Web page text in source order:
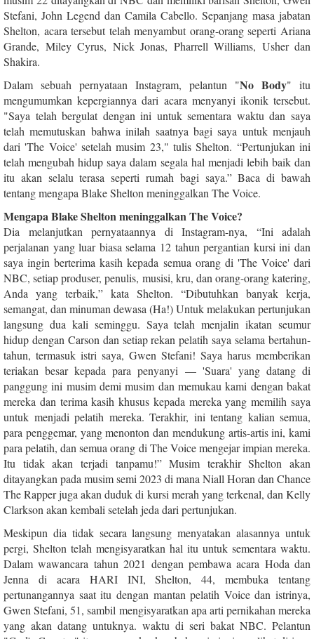
Stefani, John Legend dan Camila Cabello. Sepanjang masa jabatan
Shelton, acara tersebut telah menyambut orang-orang seperti Ariana
Grande, Miley Cyrus, Nick Jonas, Pharrell Williams, Usher dan
Shakira.
Dalam sebuah pernyataan Instagram, pelantun "No Body" itu
mengumumkan kepergiannya dari acara menyanyi ikonik tersebut.
"Saya telah bergulat dengan ini untuk sementara waktu dan saya
telah memutuskan bahwa inilah saatnya bagi saya untuk menjauh
dari 'The Voice' setelah musim 23," tulis Shelton. “Pertunjukan ini
telah mengubah hidup saya dalam segala hal menjadi lebih baik dan
itu akan selalu terasa seperti rumah bagi saya.” Baca di bawah
tentang mengapa Blake Shelton meninggalkan The Voice.
Mengapa Blake Shelton meninggalkan The Voice?
Dia melanjutkan pernyataannya di Instagram-nya, “Ini adalah
perjalanan yang luar biasa selama 12 tahun pergantian kursi ini dan
saya ingin berterima kasih kepada semua orang di 'The Voice' dari
NBC, setiap produser, penulis, musisi, kru, dan orang-orang katering,
Anda yang terbaik,” kata Shelton. “Dibutuhkan banyak kerja,
semangat, dan minuman dewasa (Ha!) Untuk melakukan pertunjukan
langsung dua kali seminggu. Saya telah menjalin ikatan seumur
hidup dengan Carson dan setiap rekan pelatih saya selama bertahun-
tahun, termasuk istri saya, Gwen Stefani! Saya harus memberikan
teriakan besar kepada para penyanyi — 'Suara' yang datang di
panggung ini musim demi musim dan memukau kami dengan bakat
mereka dan terima kasih khusus kepada mereka yang memilih saya
untuk menjadi pelatih mereka. Terakhir, ini tentang kalian semua,
para penggemar, yang menonton dan mendukung artis-artis ini, kami
para pelatih, dan semua orang di The Voice mengejar impian mereka.
Itu tidak akan terjadi tanpamu!” Musim terakhir Shelton akan
ditayangkan pada musim semi 2023 di mana Niall Horan dan Chance
The Rapper juga akan duduk di kursi merah yang terkenal, dan Kelly
Clarkson akan kembali setelah jeda dari pertunjukan.
Meskipun dia tidak secara langsung menyatakan alasannya untuk
pergi, Shelton telah mengisyaratkan hal itu untuk sementara waktu.
Dalam wawancara tahun 2021 dengan pembawa acara Hoda dan
Jenna di acara HARI INI, Shelton, 44, membuka tentang
pertunangannya saat itu dengan mantan pelatih Voice dan istrinya,
Gwen Stefani, 51, sambil mengisyaratkan apa arti pernikahan mereka
yang akan datang untuknya. waktu di seri bakat NBC. Pelantun